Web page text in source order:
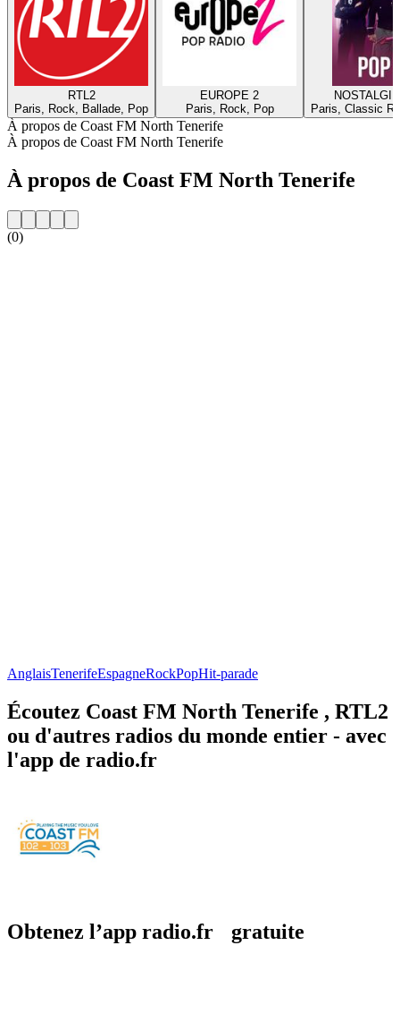
RTL2
Paris, Rock, Ballade, Pop
EUROPE 2
Paris, Rock, Pop
Paris, Classic
À propos de Coast FM North Tenerife
À propos de Coast FM North Tenerife
À propos de Coast FM North Tenerife
(0)
AnglaisTenerifeEspagneRockPopHit-parade
Écoutez Coast FM North Tenerife , RTL2
ou d'autres radios du monde entier - avec
l'app de radio.fr
Obtenez l’app radio.fr gratuite